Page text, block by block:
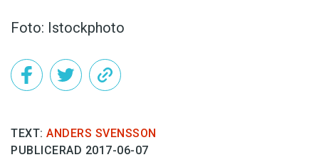
Foto: Istockphoto
TEXT: ANDERS SVENSSON
PUBLICERAD 2017-06-07